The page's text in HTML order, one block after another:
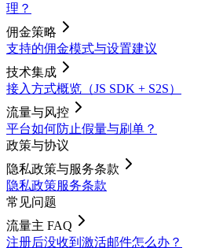
理？
佣金策略
支持的佣金模式与设置建议
技术集成
接入方式概览（JS SDK + S2S）
流量与风控
平台如何防止假量与刷单？
政策与协议
隐私政策与服务条款
隐私政策服务条款
常见问题
流量主 FAQ
注册后没收到激活邮件怎么办？